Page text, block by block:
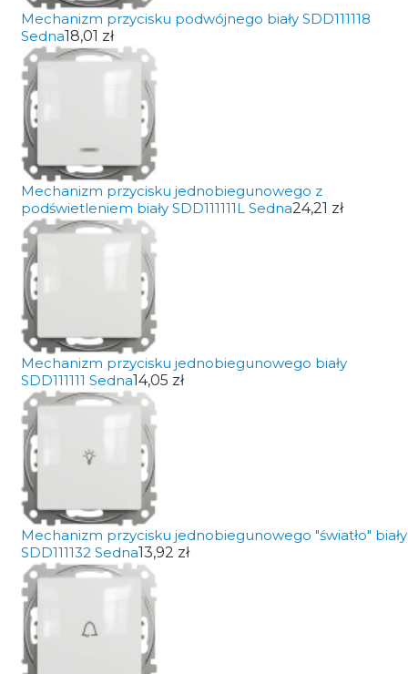
Mechanizm przycisku podwójnego biały SDD111118
Sedna18,01 zł
Mechanizm przycisku jednobiegunowego z
podświetleniem biały SDD111111L Sedna24,21 zł
Mechanizm przycisku jednobiegunowego biały
SDD111111 Sedna14,05 zł
Mechanizm przycisku jednobiegunowego "światło" biały
SDD111132 Sedna13,92 zł